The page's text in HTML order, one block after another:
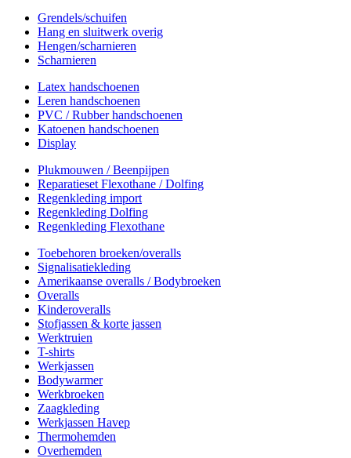
Grendels/schuifen
Hang en sluitwerk overig
Hengen/scharnieren
Scharnieren
Latex handschoenen
Leren handschoenen
PVC / Rubber handschoenen
Katoenen handschoenen
Display
Plukmouwen / Beenpijpen
Reparatieset Flexothane / Dolfing
Regenkleding import
Regenkleding Dolfing
Regenkleding Flexothane
Toebehoren broeken/overalls
Signalisatiekleding
Amerikaanse overalls / Bodybroeken
Overalls
Kinderoveralls
Stofjassen & korte jassen
Werktruien
T-shirts
Werkjassen
Bodywarmer
Werkbroeken
Zaagkleding
Werkjassen Havep
Thermohemden
Overhemden